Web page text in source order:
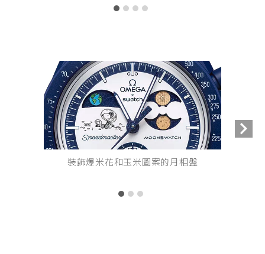
裝飾爆米花和玉米圖案的月相盤